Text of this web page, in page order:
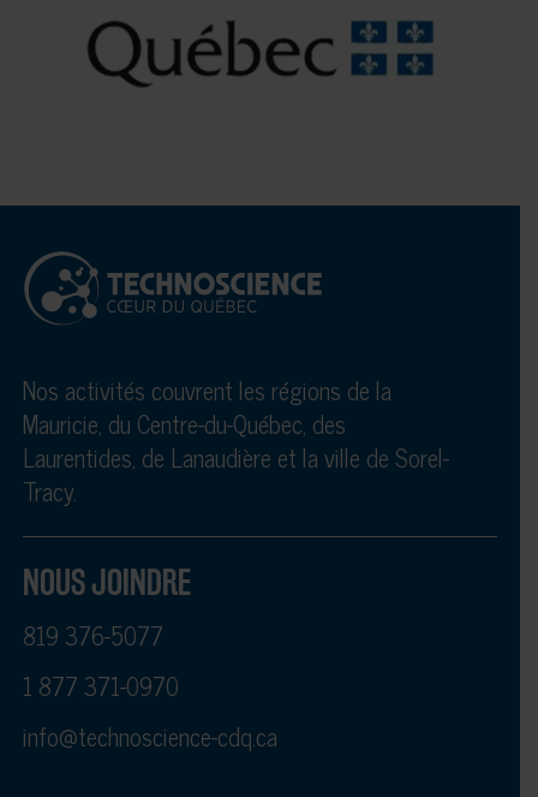
Nos activités couvrent les régions de la
Mauricie, du Centre-du-Québec, des
Laurentides, de Lanaudière et la ville de Sorel-
Tracy.
NOUS JOINDRE
819 376-5077
1 877 371-0970
info@technoscience-cdq.ca